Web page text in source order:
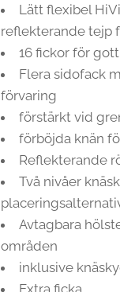
Lätt flexibel
reflekterande tejp
16 fickor för
Flera sidofack
förvaring
förstärkt vid
förböjda knän
Reflekterande
Två nivåer
Avtagbara
områden
inklusive
Extra ficka